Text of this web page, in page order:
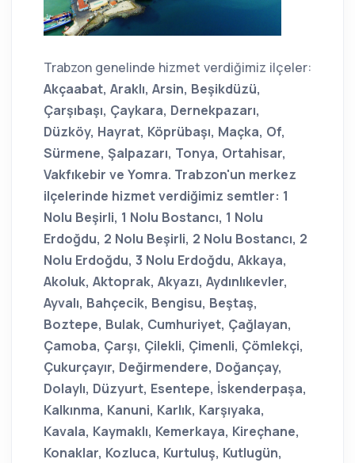
Trabzon genelinde hizmet verdiğimiz ilçeler:
Akçaabat, Araklı, Arsin, Beşikdüzü,
Çarşıbaşı, Çaykara, Dernekpazarı,
Düzköy, Hayrat, Köprübaşı, Maçka, Of,
Sürmene, Şalpazarı, Tonya, Ortahisar,
Vakfıkebir ve Yomra. Trabzon'un merkez
ilçelerinde hizmet verdiğimiz semtler: 1
Nolu Beşirli, 1 Nolu Bostancı, 1 Nolu
Erdoğdu, 2 Nolu Beşirli, 2 Nolu Bostancı, 2
Nolu Erdoğdu, 3 Nolu Erdoğdu, Akkaya,
Akoluk, Aktoprak, Akyazı, Aydınlıkevler,
Ayvalı, Bahçecik, Bengisu, Beştaş,
Boztepe, Bulak, Cumhuriyet, Çağlayan,
Çamoba, Çarşı, Çilekli, Çimenli, Çömlekçi,
Çukurçayır, Değirmendere, Doğançay,
Dolaylı, Düzyurt, Esentepe, İskenderpaşa,
Kalkınma, Kanuni, Karlık, Karşıyaka,
Kavala, Kaymaklı, Kemerkaya, Kireçhane,
Konaklar, Kozluca, Kurtuluş, Kutlugün,